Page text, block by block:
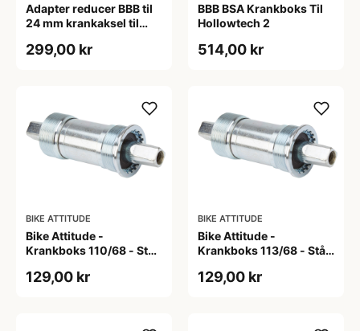
Adapter reducer BBB til
24 mm krankaksel til
299,00 kr
BBB BSA Krankboks Til
Hollowtech 2
514,00 kr
BIKE ATTITUDE
Bike Attitude -
Krankboks 110/68 - Stål
129,00 kr
BIKE ATTITUDE
Bike Attitude -
Krankboks 113/68 - Stål
129,00 kr